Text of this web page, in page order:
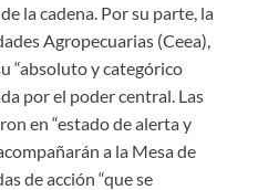
la cadena. Por su parte, la
Agropecuarias (Ceea),
“absoluto y categórico
por el poder central. Las
en “estado de alerta y
a la Mesa de
de acción “que se